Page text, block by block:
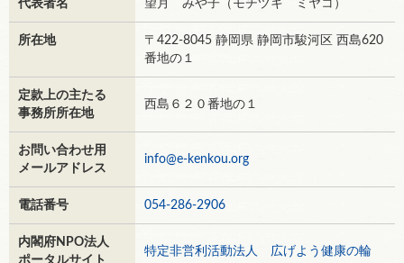
代表者名 望月 みや子（モチヅキ ミヤコ）
所在地
〒422-8045 静岡県 静岡市駿河区 西島620
番地の１
定款上の主たる
事務所所在地
西島６２０番地の１
お問い合わせ用
メールアドレス
info@e-kenkou.org
電話番号 054-286-2906
内閣府NPO法人
ポータルサイト
特定非営利活動法人 広げよう健康の輪